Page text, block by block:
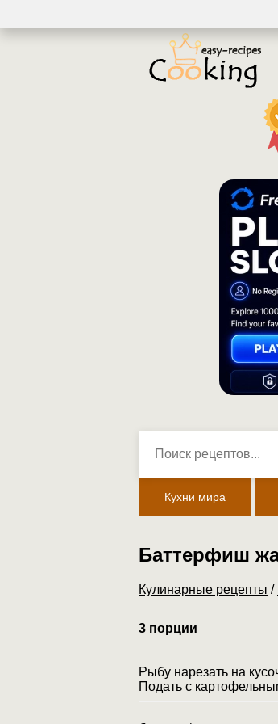
Кухни мира
Баттерфиш
Кулинарные рецепты /
3 порции
Рыбу нарезать на
Подать с